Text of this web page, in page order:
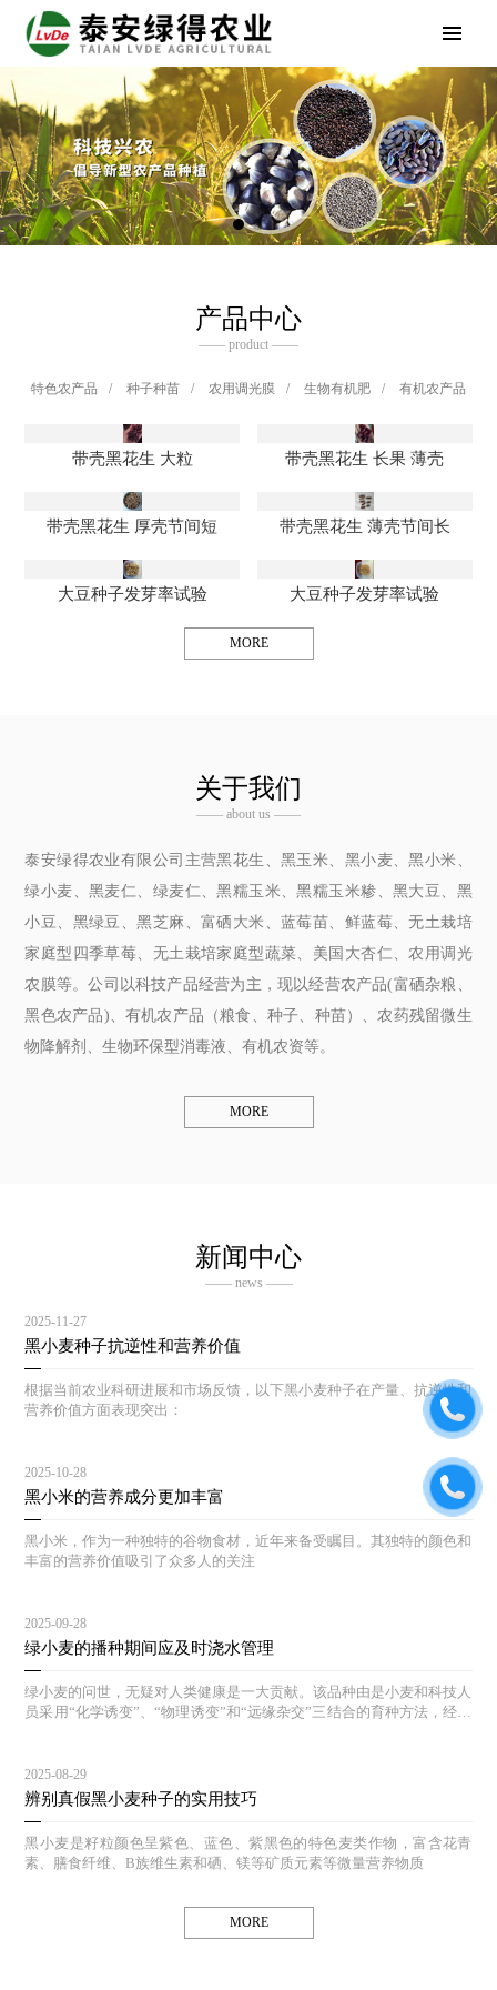
产品中心
—— product ——
特色农产品 / 种子种苗 / 农用调光膜 / 生物有机肥 / 有机农产品
带壳黑花生 大粒 带壳黑花生 长果 薄壳
带壳黑花生 厚壳节间短 带壳黑花生 薄壳节间长
大豆种子发芽率试验 大豆种子发芽率试验
MORE
关于我们
—— about us ——
泰安绿得农业有限公司主营黑花生、黑玉米、黑小麦、黑小米、
绿小麦、黑麦仁、绿麦仁、黑糯玉米、黑糯玉米糁、黑大豆、黑
小豆、黑绿豆、黑芝麻、富硒大米、蓝莓苗、鲜蓝莓、无土栽培
家庭型四季草莓、无土栽培家庭型蔬菜、美国大杏仁、农用调光
农膜等。公司以科技产品经营为主，现以经营农产品(富硒杂粮、
黑色农产品)、有机农产品（粮食、种子、种苗）、农药残留微生
物降解剂、生物环保型消毒液、有机农资等。
MORE
新闻中心
—— news ——
2025-11-27
黑小麦种子抗逆性和营养价值
根据当前农业科研进展和市场反馈，以下黑小麦种子在产量、抗逆性和
营养价值方面表现突出：
2025-10-28
黑小米的营养成分更加丰富
黑小米，作为一种独特的谷物食材，近年来备受瞩目。其独特的颜色和
丰富的营养价值吸引了众多人的关注
2025-09-28
绿小麦的播种期间应及时浇水管理
绿小麦的问世，无疑对人类健康是一大贡献。该品种由是小麦和科技人
员采用“化学诱变”、“物理诱变”和“远缘杂交”三结合的育种方法，经过
2025-08-29
辨别真假黑小麦种子的实用技巧
黑小麦是籽粒颜色呈紫色、蓝色、紫黑色的特色麦类作物，富含花青
素、膳食纤维、B族维生素和硒、镁等矿质元素等微量营养物质
MORE